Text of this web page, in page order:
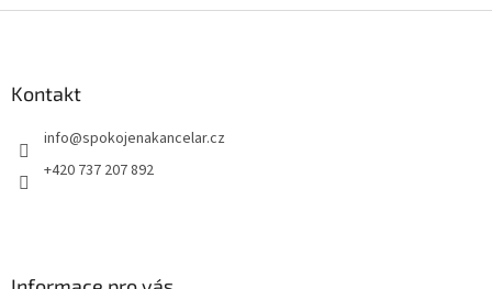
Kontakt
info@spokojenakancelar.cz
+420 737 207 892